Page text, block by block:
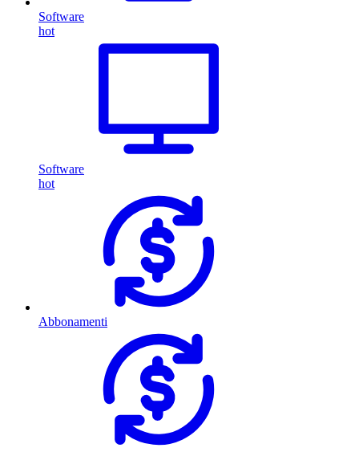
Software
hot
Software
hot
Abbonamenti